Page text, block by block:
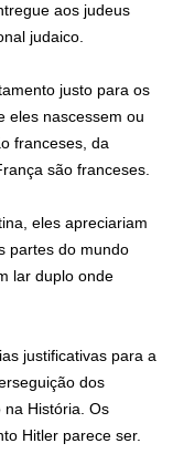
aos judeus
judaico.
justo para os
eles nascessem ou
franceses, da
são franceses.
eles apreciariam
partes do mundo
lar duplo onde
justificativas para a
dos
História. Os
Hitler parece ser.